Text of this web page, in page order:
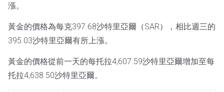
漲。
黃金的價格為每克397.68沙特里亞爾（SAR），相比週三的
395.03沙特里亞爾有所上漲。
黃金的價格從前一天的每托拉4,607.59沙特里亞爾增加至每
托拉4,638.50沙特里亞爾。